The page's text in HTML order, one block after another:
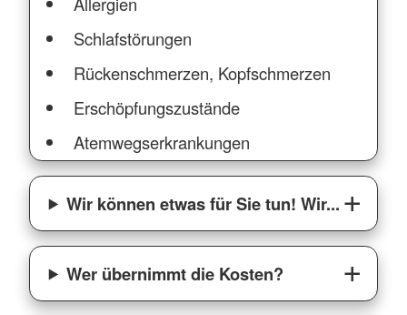
Schlafstörungen
Rückenschmerzen, Kopfschmerzen
Erschöpfungszustände
Atemwegserkrankungen
Wir können etwas für Sie tun! Wir...
Wer übernimmt die Kosten?